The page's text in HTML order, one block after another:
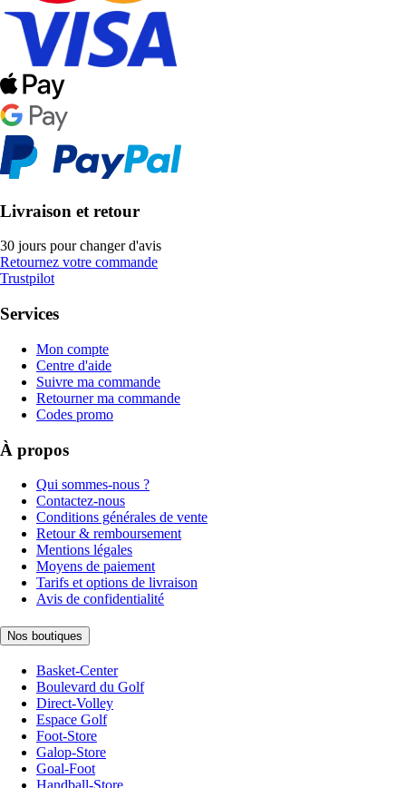
Livraison et retour
30 jours pour changer d'avis
Retournez votre commande
Trustpilot
Services
Mon compte
Centre d'aide
Suivre ma commande
Retourner ma commande
Codes promo
À propos
Qui sommes-nous ?
Contactez-nous
Conditions générales de vente
Retour & remboursement
Mentions légales
Moyens de paiement
Tarifs et options de livraison
Avis de confidentialité
Nos boutiques
Basket-Center
Boulevard du Golf
Direct-Volley
Espace Golf
Foot-Store
Galop-Store
Goal-Foot
Handball-Store